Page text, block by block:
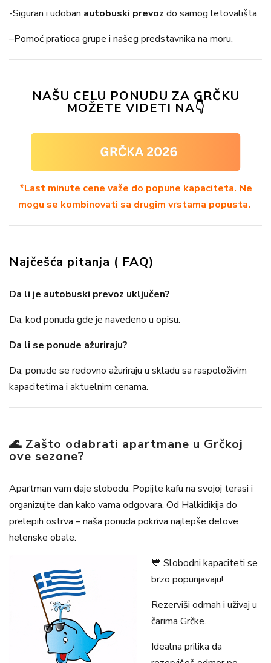
-Siguran i udoban autobuski prevoz do samog letovališta.
–Pomoćpratioca grupe i našeg predstavnika na moru.
NAŠU CELU PONUDU ZA GRČKU
MOŽETE VIDETI NA👇
*Last minute cene važe do popune kapaciteta. Ne
mogu se kombinovati sa drugim vrstama popusta.
Najčešća pitanja ( FAQ)
Da li je autobuski prevoz uključen?
Da, kod ponuda gde je navedeno u opisu.
Da li se ponude ažuriraju?
Da, ponude se redovno ažuriraju u skladu sa raspoloživim
kapacitetima i aktuelnim cenama.
🌊 Zašto odabrati apartmane u Grčkoj
ove sezone?
Apartman vam daje slobodu. Popijte kafu na svojoj terasi i
organizujte dan kako vama odgovara. Od Halkidikija do
prelepih ostrva – naša ponuda pokriva najlepše delove
helenske obale.
💙 Slobodni kapaciteti se
brzo popunjavaju!
Rezerviši odmah i uživaj u
čarima Grčke.
Idealna prilika da